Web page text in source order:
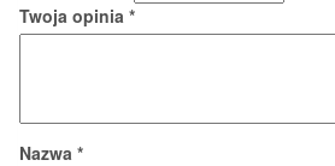
Twoja opinia *
Nazwa *